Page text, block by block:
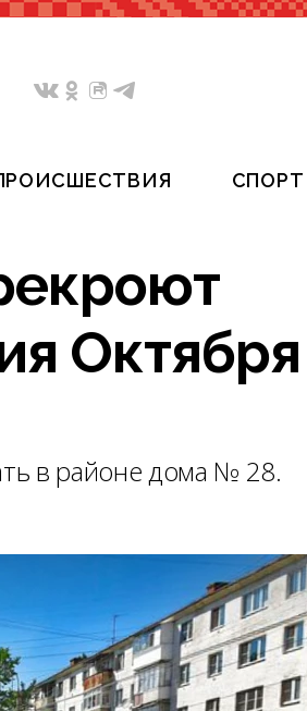
СПОРТ
Октября
в районе дома № 28.